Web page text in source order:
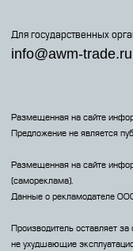
Для государственных
info@awm-trade.ru
Размещенная на сайте
Предложение не является
Размещенная на сайте
(самореклама).
Данные о рекламодателе
Производитель оставляет
не ухудшающие